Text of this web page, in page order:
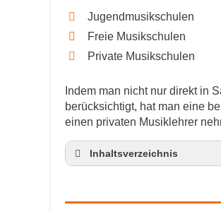
Jugendmusikschulen
Freie Musikschulen
Private Musikschulen
Indem man nicht nur direkt in
berücksichtigt, hat man eine
einen privaten Musiklehrer
Inhaltsverzeichnis